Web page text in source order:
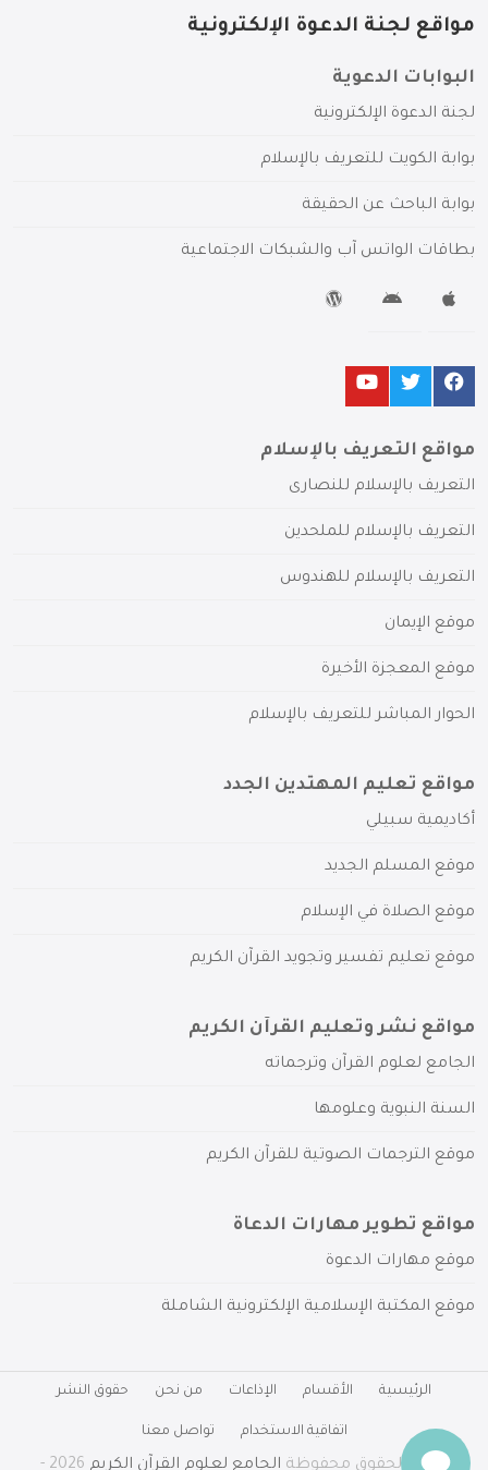
مواقع لجنة الدعوة الإلكترونية
البوابات الدعوية
لجنة الدعوة الإلكترونية
بوابة الكويت للتعريف بالإسلام
بوابة الباحث عن الحقيقة
بطاقات الواتس آب والشبكات الاجتماعية
مواقع التعريف بالإسلام
التعريف بالإسلام للنصارى
التعريف بالإسلام للملحدين
التعريف بالإسلام للهندوس
موقع الإيمان
موقع المعجزة الأخيرة
الحوار المباشر للتعريف بالإسلام
مواقع تعليم المهتدين الجدد
أكاديمية سبيلي
موقع المسلم الجديد
موقع الصلاة في الإسلام
موقع تعليم تفسير وتجويد القرآن الكريم
مواقع نشر وتعليم القرآن الكريم
الجامع لعلوم القرآن وترجماته
السنة النبوية وعلومها
موقع الترجمات الصوتية للقرآن الكريم
مواقع تطوير مهارات الدعاة
موقع مهارات الدعوة
موقع المكتبة الإسلامية الإلكترونية الشاملة
الرئيسية الأقسام الإذاعات من نحن حقوق النشر
اتفاقية الاستخدام تواصل معنا
جميع الحقوق محفوظة الجامع لعلوم القرآن الكريم 2026 -